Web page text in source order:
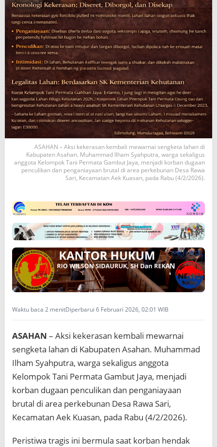
ASAHAN – Aksi kekerasan kembali mewarnai sengketa lahan di
Kabupaten Asahan. Muhammad Ilham Syahputra, warga sekaligus
anggota Kelompok Tani Permata Gambut Jaya, menjadi korban dugaan
penculikan dan penganiayaan brutal di area perkebunan Desa Rawa
Sari, Kecamatan Aek Kuasan, pada Rabu (4/2/2026).
Waktu baca 2 menitDiperbarui 6 Februari 2026, 02:01 WIB
ASAHAN – Aksi kekerasan kembali mewarnai
sengketa lahan di Kabupaten Asahan. Muhammad
Ilham Syahputra, warga sekaligus anggota
Kelompok Tani Permata Gambut Jaya, menjadi
korban dugaan penculikan dan penganiayaan
brutal di area perkebunan Desa Rawa Sari,
Kecamatan Aek Kuasan, pada Rabu (4/2/2026).
Peristiwa tragis ini bermula saat korban hendak